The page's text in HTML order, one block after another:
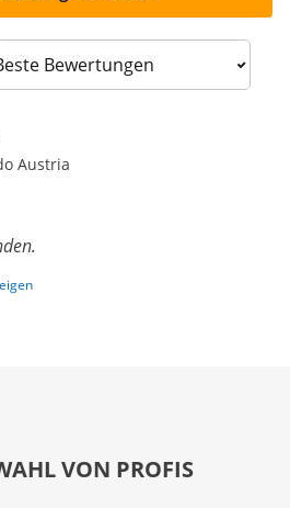
Sort reviews
Austria
VON PROFIS